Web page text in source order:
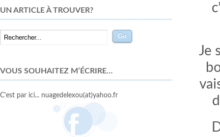
Je
UN ARTICLE À TROUVER?
VOUS SOUHAITEZ M’ÉCRIRE…
C'est par ici... nuagedelexou(at)yahoo.fr